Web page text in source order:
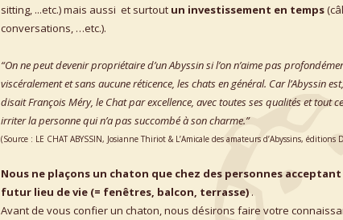
sitting, ...etc.) mais aussi  et surtout un investissement en temps
conversations, …etc.).
“On ne peut devenir propriétaire d’un Abyssin si l’on n’aime pas
viscéralement et sans aucune réticence, les chats en général. Car l’Abyssin
disait François Méry, le Chat par excellence, avec toutes ses qualités et tout
irriter la personne qui n’a pas succombé à son charme.”
(Source : LE CHAT ABYSSIN, Josianne Thiriot & L’Amicale des amateurs d’Abyssins, éditions
Nous ne plaçons un chaton que chez des personnes
futur lieu de vie (= fenêtres, balcon, terrasse) .
Avant de vous confier un chaton, nous désirons faire votre